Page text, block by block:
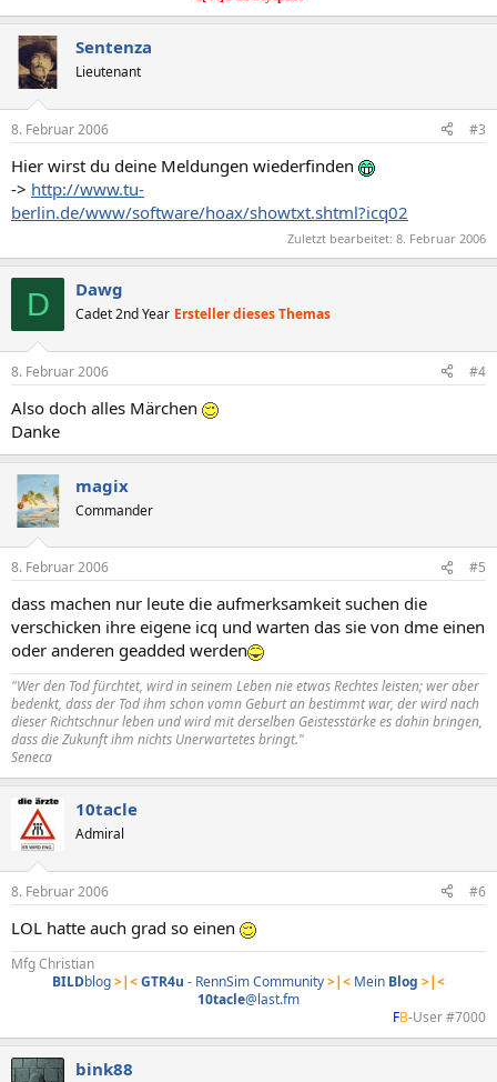
Sentenza
Lieutenant
8. Februar 2006 #3
Hier wirst du deine Meldungen wiederfinden
-> http://www.tu-
berlin.de/www/software/hoax/showtxt.shtml?icq02
Zuletzt bearbeitet: 8. Februar 2006
D Dawg
Cadet 2nd Year Ersteller dieses Themas
8. Februar 2006 #4
Also doch alles Märchen
Danke
magix
Commander
8. Februar 2006 #5
dass machen nur leute die aufmerksamkeit suchen die
verschicken ihre eigene icq und warten das sie von dme einen
oder anderen geadded werden
"Wer den Tod fürchtet, wird in seinem Leben nie etwas Rechtes leisten; wer aber
bedenkt, dass der Tod ihm schon vomn Geburt an bestimmt war, der wird nach
dieser Richtschnur leben und wird mit derselben Geistesstärke es dahin bringen,
dass die Zukunft ihm nichts Unerwartetes bringt."
Seneca
10tacle
Admiral
8. Februar 2006 #6
LOL hatte auch grad so einen
Mfg Christian
BILDblog>|<GTR4u - RennSim Community>|< Mein Blog >|<
10tacle@last.fm
FB-User #7000​
bink88